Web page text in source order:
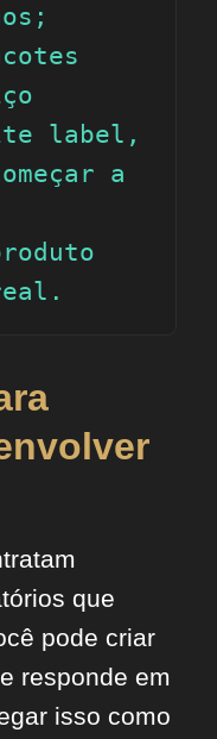
label,
a
que
pode criar
responde em
isso como